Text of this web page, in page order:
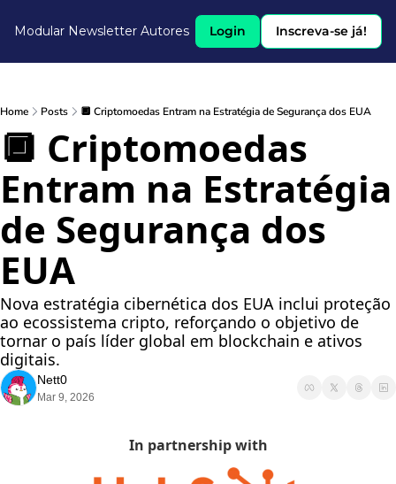
Modular Newsletter Autores Login Inscreva-se já!
Home Posts 🔲 Criptomoedas Entram na Estratégia de Segurança dos EUA
🔲 Criptomoedas
Entram na Estratégia
de Segurança dos
EUA
Nova estratégia cibernética dos EUA inclui proteção
ao ecossistema cripto, reforçando o objetivo de
tornar o país líder global em blockchain e ativos
digitais.
Nett0
Mar 9, 2026
In partnership with